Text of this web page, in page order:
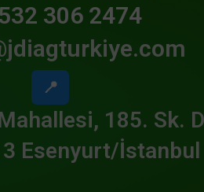
306 2474
📍
185. Sk.
Esenyurt/İstanbul